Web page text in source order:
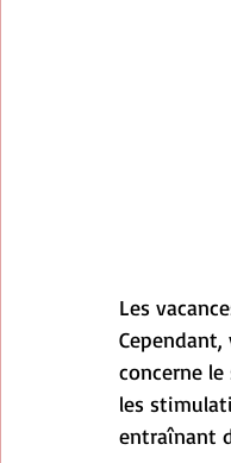
Les
concerne
les
entraînant